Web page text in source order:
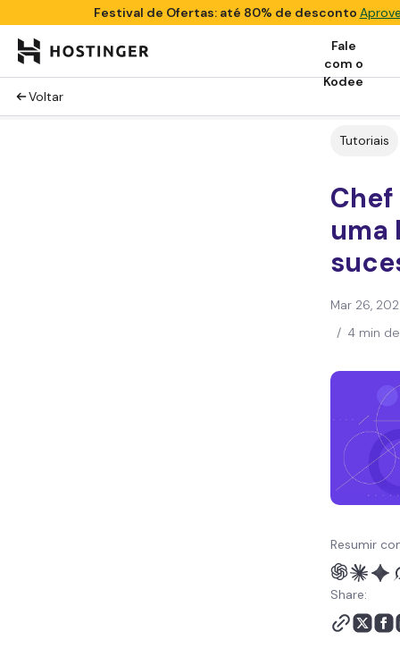
Festival de Ofertas: até 80% de desconto
Fale
com o
Kodee
Voltar
Tutoriais
Chef
uma
Mar 26,
/ 4 min
Resumir
Share: